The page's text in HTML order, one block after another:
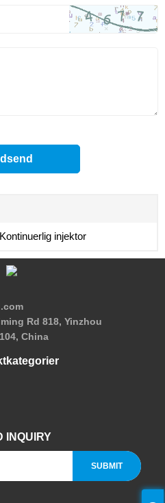
injektor
Rd 818, Yinzhou
China
INQUIRY
SUBMIT